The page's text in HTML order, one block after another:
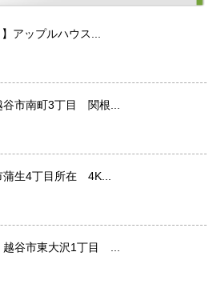
アップルハウス...
谷市南町3丁目 関根...
蒲生4丁目所在 4K...
越谷市東大沢1丁目 ...